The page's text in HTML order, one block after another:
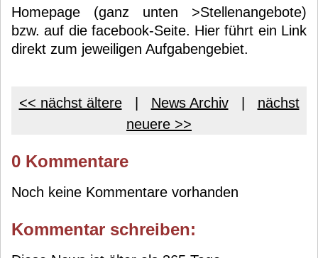
Homepage (ganz unten >Stellenangebote)
bzw. auf die facebook-Seite. Hier führt ein Link
direkt zum jeweiligen Aufgabengebiet.
<< nächst ältere| News Archiv| nächst
neuere >>
0 Kommentare
Noch keine Kommentare vorhanden
Kommentar schreiben: